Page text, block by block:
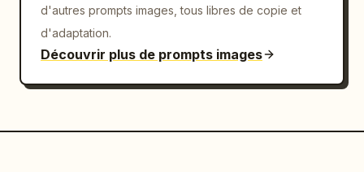
d'autres prompts images, tous libres de copie et
d'adaptation.
Découvrir plus de prompts images